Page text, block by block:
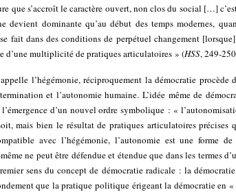
que s’accroît le caractère ouvert, non clos du social […]
devient dominante qu’au début des temps modernes,
fait dans des conditions de perpétuel changement
d’une multiplicité de pratiques articulatoires » (HSS, 249-
l’hégémonie, réciproquement la démocratie procède
et l’autonomie humaine. L’idée même de
d’un nouvel ordre symbolique : «
mais bien le résultat de pratiques articulatoires précises
avec l’hégémonie, l’autonomie est une forme
ne peut être défendue et étendue que dans les termes
sens du concept de démocratie radicale : la démocratie
que la pratique politique érigeant la démocratie en